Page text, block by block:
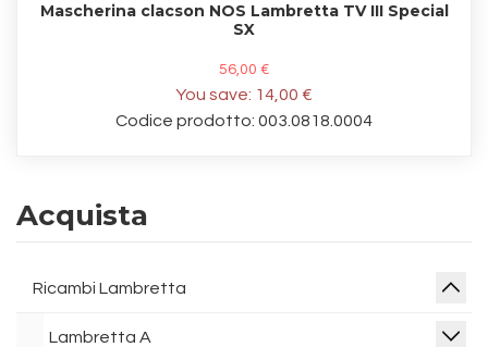
Mascherina clacson NOS Lambretta TV III Special
SX
56,00 €
You save: 14,00 €
Codice prodotto: 003.0818.0004
Acquista
Ricambi Lambretta
Lambretta A